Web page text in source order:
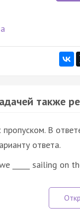
также
пропуском. В
ответа.
_____ sailing on